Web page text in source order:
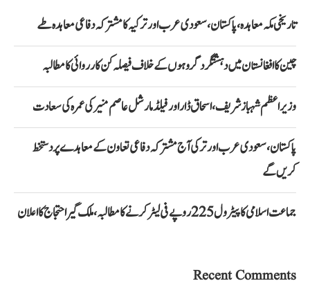
تاریخی مکہ معاہدہ، پاکستان، سعودی عرب اور ترکیہ کا مشترکہ دفاعی معاہدہ طے
چین کا افغانستان میں دہشتگرد گروہوں کے خلاف فیصلہ کن کارروائی کا مطالبہ
وزیراعظم شہباز شریف، اسحاق ڈار اور فیلڈ مارشل عاصم منیر کی عمرہ کی سعادت
پاکستان، سعودی عرب اور ترکی آج مشترکہ دفاعی تعاون کے معاہدے پر دستخط
کریں گے
جماعت اسلامی کا پیٹرول 225 روپے فی لیٹر کرنے کا مطالبہ، ملک گیر احتجاج کا اعلان
Recent Comments